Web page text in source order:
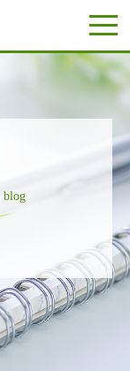
blog